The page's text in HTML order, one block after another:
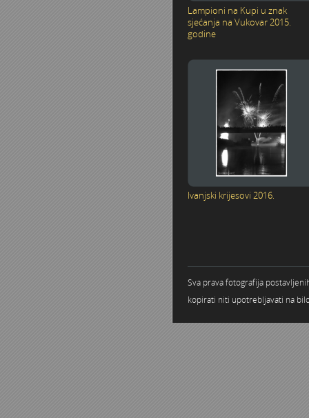
Lampioni na Kupi u znak
sjećanja na Vukovar 2015.
godine
Ivanjski krijesovi 2016.
Sva prava fotografija
kopirati niti upotrebljavati na bilo